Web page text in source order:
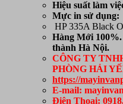
Hiệu suất làm
Mực in sử dụng:
HP 335A Black
Hàng Mới
thành Hà Nội.
CÔNG TY
PHÒNG HẢI
https://
E-mail:
Điện Thoại: